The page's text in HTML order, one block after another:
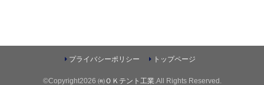
プライバシーポリシー トップページ
©Copyright2026 ㈲ＯＫテント工業.All Rights Reserved.